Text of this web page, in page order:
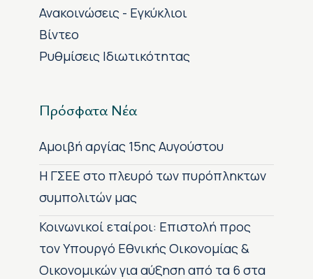
Ανακοινώσεις - Εγκύκλιοι
Βίντεο
Ρυθμίσεις Ιδιωτικότητας
Πρόσφατα Νέα
Αμοιβή αργίας 15ης Αυγούστου
H ΓΣΕΕ στο πλευρό των πυρόπληκτων
συμπολιτών μας
Κοινωνικοί εταίροι: Επιστολή προς
τον Υπουργό Εθνικής Οικονομίας &
Οικονομικών για αύξηση από τα 6 στα